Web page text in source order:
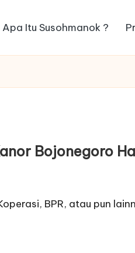
Apa Itu Susohmanok ?
Bojonegoro
BPR, atau pun